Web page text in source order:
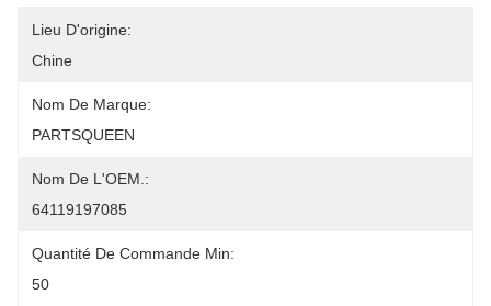
Lieu D'origine:
Chine
Nom De Marque:
PARTSQUEEN
Nom De L'OEM.:
64119197085
Quantité De Commande Min:
50